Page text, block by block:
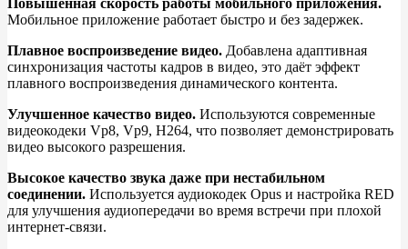
Повышенная скорость работы мобильного приложения.
Мобильное приложение работает быстро и без задержек.
Плавное воспроизведение видео. Добавлена адаптивная
синхронизация частоты кадров в видео, это даёт эффект
плавного воспроизведения динамического контента.
Улучшенное качество видео. Используются современные
видеокодеки Vp8, Vp9, H264, что позволяет демонстрировать
видео высокого разрешения.
Высокое качество звука даже при нестабильном
соединении. Используется аудиокодек Opus и настройка RED
для улучшения аудиопередачи во время встречи при плохой
интернет-связи.